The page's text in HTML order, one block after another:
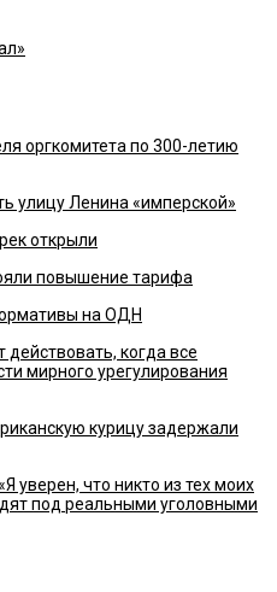
оргкомитета по 300-летию
улицу Ленина «имперской»
открыли
повышение тарифа
на ОДН
когда все
мирного урегулирования
курицу задержали
уверен, что никто из тех моих
под реальными уголовными